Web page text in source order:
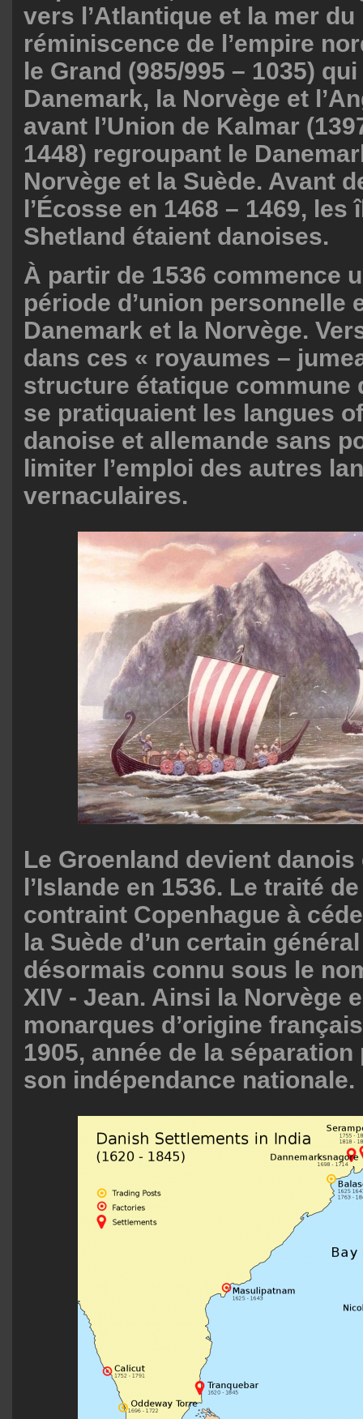
vers l’Atlantique et la mer
réminiscence de l’empire
le Grand (985/995 – 1035)
Danemark, la Norvège et
avant l’Union de Kalmar
1448) regroupant le
Norvège et la Suède. Avant
l’Écosse en 1468 – 1469, les
Shetland étaient danoises.
À partir de 1536 commence
période d’union personnelle
Danemark et la Norvège.
dans ces « royaumes –
structure étatique commune
se pratiquaient les langues
danoise et allemande sans
limiter l’emploi des autres
vernaculaires.
Le Groenland devient danois
l’Islande en 1536. Le traité
contraint Copenhague à
la Suède d’un certain
désormais connu sous le
XIV - Jean. Ainsi la Norvège
monarques d’origine
1905, année de la
son indépendance nationale.